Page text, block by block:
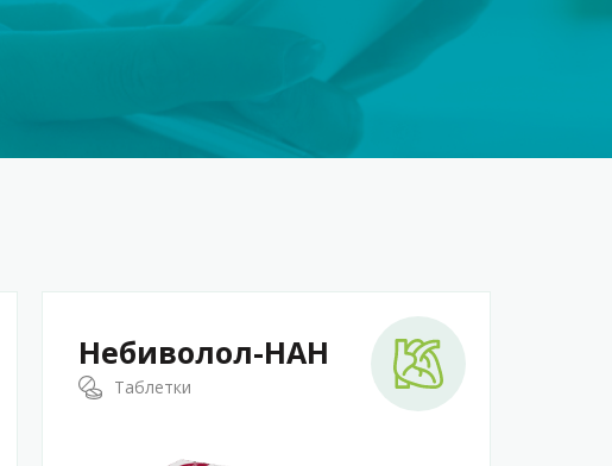
Небиволол-НАН
Таблетки